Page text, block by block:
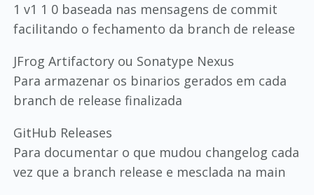
1 v1 1 0 baseada nas mensagens de commit
facilitando o fechamento da branch de release
JFrog Artifactory ou Sonatype Nexus
Para armazenar os binarios gerados em cada
branch de release finalizada
GitHub Releases
Para documentar o que mudou changelog cada
vez que a branch release e mesclada na main